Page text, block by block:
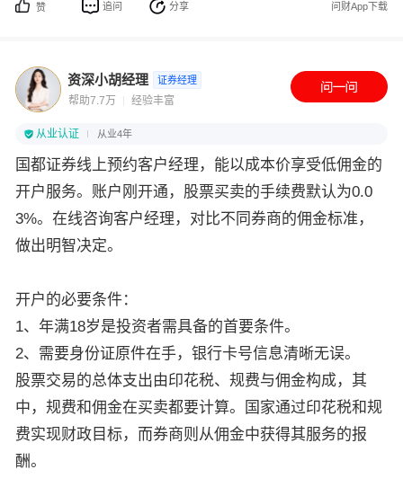
赞 追问 分享 问财App下载
资深小胡经理 证券经理
帮助7.7万 经验丰富
从业认证 从业4年
国都证券线上预约客户经理，能以成本价享受低佣金的
开户服务。账户刚开通，股票买卖的手续费默认为0.0
3%。在线咨询客户经理，对比不同券商的佣金标准，
做出明智决定。
开户的必要条件：
1、年满18岁是投资者需具备的首要条件。
2、需要身份证原件在手，银行卡号信息清晰无误。
股票交易的总体支出由印花税、规费与佣金构成，其
中，规费和佣金在买卖都要计算。国家通过印花税和规
费实现财政目标，而券商则从佣金中获得其服务的报
酬。